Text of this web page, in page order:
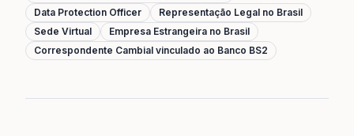
Data Protection Officer
Representação Legal no Brasil
Sede Virtual
Empresa Estrangeira no Brasil
Correspondente Cambial vinculado ao Banco BS2